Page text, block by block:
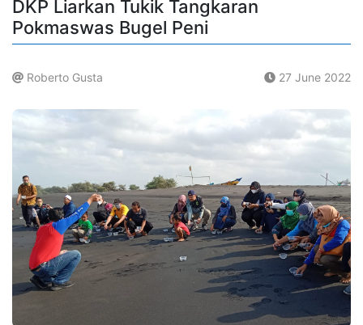
DKP Liarkan Tukik Tangkaran
Pokmaswas Bugel Peni
Roberto Gusta 27 June 2022